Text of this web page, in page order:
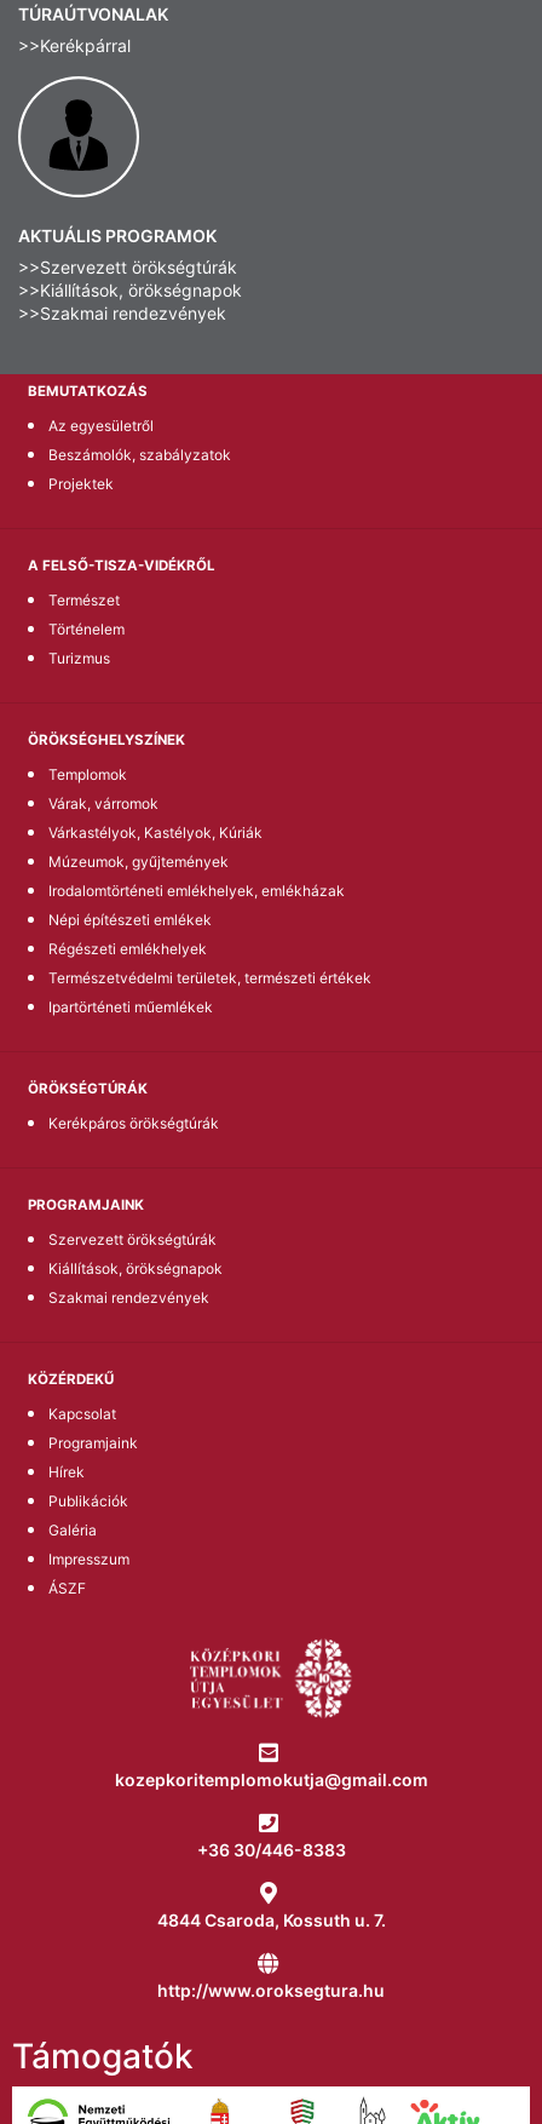
TÚRAÚTVONALAK
>>Kerékpárral
AKTUÁLIS PROGRAMOK
>>Szervezett örökségtúrák
>>Kiállítások, örökségnapok
>>Szakmai rendezvények
BEMUTATKOZÁS
Az egyesületről
Beszámolók, szabályzatok
Projektek
A FELSŐ-TISZA-VIDÉKRŐL
Természet
Történelem
Turizmus
ÖRÖKSÉGHELYSZÍNEK
Templomok
Várak, várromok
Várkastélyok, Kastélyok, Kúriák
Múzeumok, gyűjtemények
Irodalomtörténeti emlékhelyek, emlékházak
Népi építészeti emlékek
Régészeti emlékhelyek
Természetvédelmi területek, természeti értékek
Ipartörténeti műemlékek
ÖRÖKSÉGTÚRÁK
Kerékpáros örökségtúrák
PROGRAMJAINK
Szervezett örökségtúrák
Kiállítások, örökségnapok
Szakmai rendezvények
KÖZÉRDEKŰ
Kapcsolat
Programjaink
Hírek
Publikációk
Galéria
Impresszum
ÁSZF
kozepkoritemplomokutja@gmail.com
+36 30/446-8383
4844 Csaroda, Kossuth u. 7.
http://www.oroksegtura.hu
Támogatók